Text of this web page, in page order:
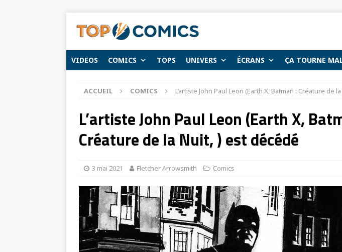
VIDEOS COMICS TOPS UNIVERS ÉCRANS ÇA TOURNE
ACCUEIL COMICS L’artiste John Paul Leon (Earth X, Batman : Créature de
L’artiste John Paul Leon (Earth X,
Créature de la Nuit, ) est décédé
3 mai 2021 Fletcher Arrowsmith Comics